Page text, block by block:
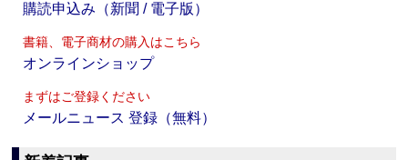
購読申込み（新聞 / 電子版）
書籍、電子商材の購入はこちら
オンラインショップ
まずはご登録ください
メールニュース 登録（無料）